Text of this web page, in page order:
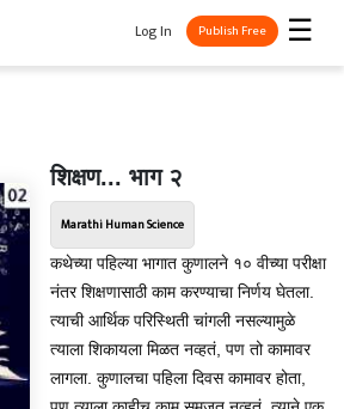
☰
Log In Publish Free
शिक्षण... भाग २
Marathi Human Science
कथेच्या पहिल्या भागात कुणालने १० वीच्या परीक्षा
नंतर शिक्षणासाठी काम करण्याचा निर्णय घेतला.
त्याची आर्थिक परिस्थिती चांगली नसल्यामुळे
त्याला शिकायला मिळत नव्हतं, पण तो कामावर
लागला. कुणालचा पहिला दिवस कामावर होता,